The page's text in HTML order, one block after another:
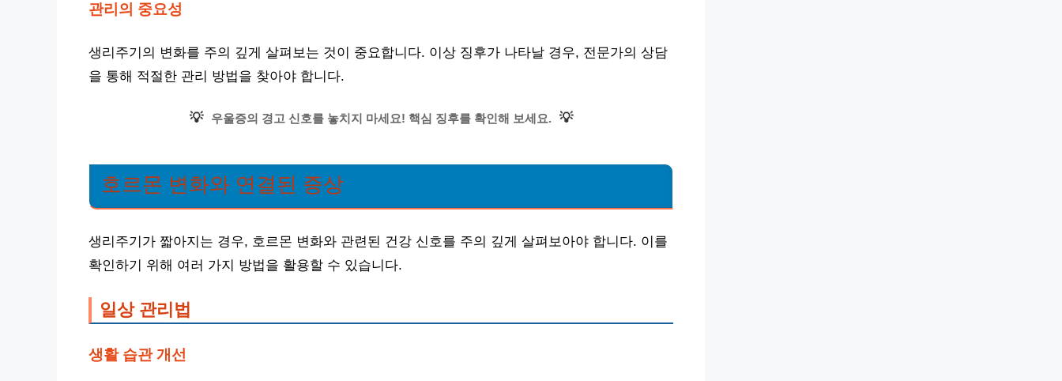
관리의 중요성
생리주기의 변화를 주의 깊게 살펴보는 것이 중요합니다. 이상 징후가 나타날 경우, 전문가의 상담
을 통해 적절한 관리 방법을 찾아야 합니다.
💡 우울증의 경고 신호를 놓치지 마세요! 핵심 징후를 확인해 보세요. 💡
호르몬 변화와 연결된 증상
생리주기가 짧아지는 경우, 호르몬 변화와 관련된 건강 신호를 주의 깊게 살펴보아야 합니다. 이를
확인하기 위해 여러 가지 방법을 활용할 수 있습니다.
일상 관리법
생활 습관 개선